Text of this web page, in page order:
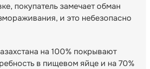
покупатель замечает обман
и это небезопасно
на 100% покрывают
в пищевом яйце и на 70%